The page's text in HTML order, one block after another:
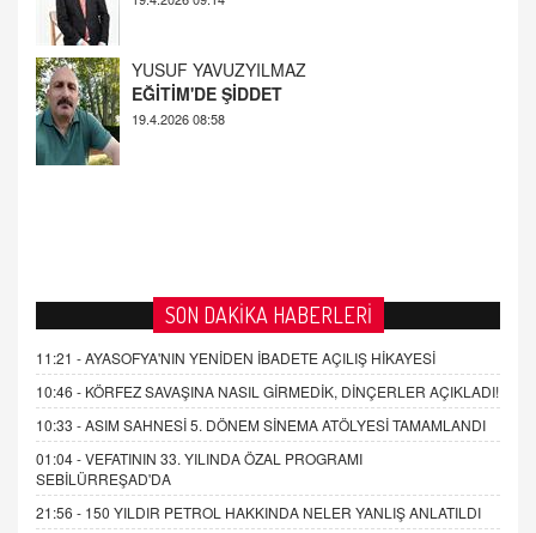
AHMED ÇITLAKOĞLU
OKUL SALDIRILARININ ORTAYA ÇIKARTTIĞI
GERÇEK!
SON DAKİKA HABERLERİ
11:21 -AYASOFYA'NIN YENİDEN İBADETE AÇILIŞ HİKAYESİ
10:46 - KÖRFEZ SAVAŞINA NASIL GİRMEDİK, DİNÇERLER AÇIKLADI!
10:33 -ASIM SAHNESİ 5. DÖNEM SİNEMA ATÖLYESİ TAMAMLANDI
01:04 -VEFATININ 33. YILINDA ÖZAL PROGRAMI
SEBİLÜRREŞAD'DA
21:56 - 150 YILDIR PETROL HAKKINDA NELER YANLIŞ ANLATILDI